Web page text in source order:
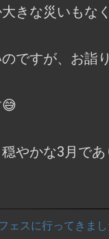
きな災いもな
ですが、お詣
やかな3月で
ェスに行ってきまし